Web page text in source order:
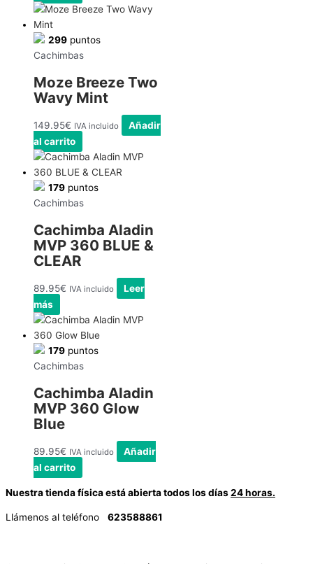
299 puntos
Cachimbas
Moze Breeze Two
Wavy Mint
149.95€ IVA incluido
Añadir
al carrito
179 puntos
Cachimbas
Cachimba Aladin
MVP 360 BLUE &
CLEAR
89.95€ IVA incluido
Leer
más
179 puntos
Cachimbas
Cachimba Aladin
MVP 360 Glow
Blue
89.95€ IVA incluido
Añadir
al carrito
Nuestra tienda física está abierta todos los días24 horas.
Llámenos al teléfono 623588861